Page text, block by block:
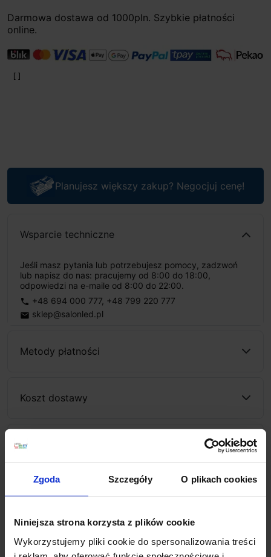
Zgoda Szczegóły O plikach cookies
Niniejsza strona korzysta z plików cookie
Wykorzystujemy pliki cookie do spersonalizowania treści
Darmowa dostawa od 1000pln. Szybkie płatności
online.
Planujesz większy zakup? Negocjuj cenę!
Wsparcie techniczne
Jeśli masz pytania lub potrzebujesz pomocy, zadzwoń
lub napisz do nas: pracujemy od 8:00 do 18:00,
odpowiedzi na e-maile od 8:00 do 22:00.
phone +48 694 000 777, +48 799 220 777
email sklep@salonled.pl
Metody płatności
Koszt dostawy
Zapytaj o produkt
SLV FRAME BASIC SET 112720, 112721jest oprawą